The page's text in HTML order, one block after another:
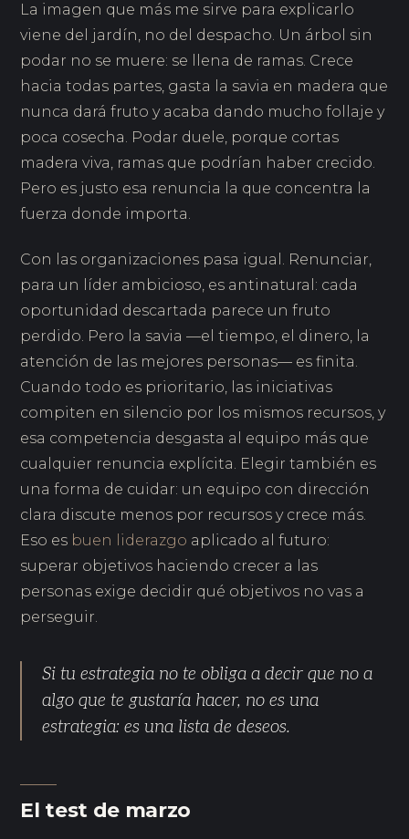
La imagen que más me sirve para explicarlo
viene del jardín, no del despacho. Un árbol sin
podar no se muere: se llena de ramas. Crece
hacia todas partes, gasta la savia en madera que
nunca dará fruto y acaba dando mucho follaje y
poca cosecha. Podar duele, porque cortas
madera viva, ramas que podrían haber crecido.
Pero es justo esa renuncia la que concentra la
fuerza donde importa.
Con las organizaciones pasa igual. Renunciar,
para un líder ambicioso, es antinatural: cada
oportunidad descartada parece un fruto
perdido. Pero la savia —el tiempo, el dinero, la
atención de las mejores personas— es finita.
Cuando todo es prioritario, las iniciativas
compiten en silencio por los mismos recursos, y
esa competencia desgasta al equipo más que
cualquier renuncia explícita. Elegir también es
una forma de cuidar: un equipo con dirección
clara discute menos por recursos y crece más.
Eso es buen liderazgo aplicado al futuro:
superar objetivos haciendo crecer a las
personas exige decidir qué objetivos no vas a
perseguir.
Si tu estrategia no te obliga a decir que no a
algo que te gustaría hacer, no es una
estrategia: es una lista de deseos.
El test de marzo